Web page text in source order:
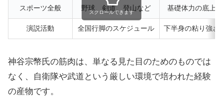
スポーツ全般 野球、剣道、登山など 基礎体力の底上
演説活動 全国行脚のスケジュール 下半身の粘り強さ
スクロールできます
神谷宗幣氏の筋肉は、単なる見た目のためのものでは
なく、自衛隊や武道という厳しい環境で培われた経験
の産物です。